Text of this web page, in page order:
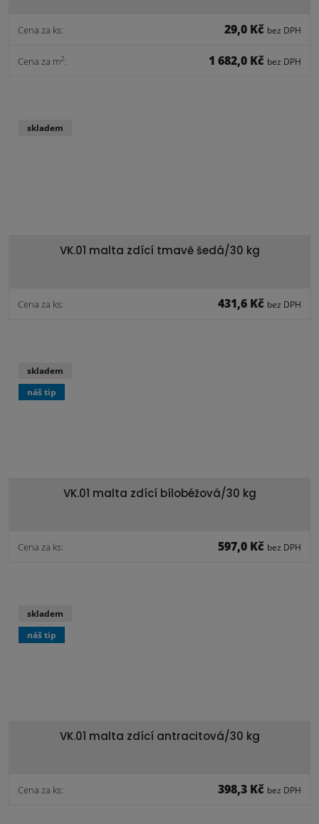
Cena za ks: 29,0 Kč bez DPH
Cena za m2: 1 682,0 Kč bez DPH
VK.01 malta zdící tmavě šedá/30 kg
Cena za ks: 431,6 Kč bez DPH
skladem
VK.01 malta zdící bílobéžová/30 kg
Cena za ks: 597,0 Kč bez DPH
skladem
náš tip
VK.01 malta zdící antracitová/30 kg
Cena za ks: 398,3 Kč bez DPH
skladem
náš tip